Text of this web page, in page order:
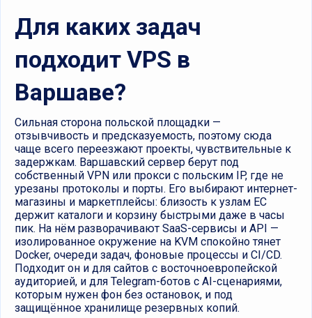
Для каких задач
подходит VPS в
Варшаве?
Сильная сторона польской площадки —
отзывчивость и предсказуемость, поэтому сюда
чаще всего переезжают проекты, чувствительные к
задержкам. Варшавский сервер берут под
собственный VPN или прокси с польским IP, где не
урезаны протоколы и порты. Его выбирают интернет-
магазины и маркетплейсы: близость к узлам ЕС
держит каталоги и корзину быстрыми даже в часы
пик. На нём разворачивают SaaS-сервисы и API —
изолированное окружение на KVM спокойно тянет
Docker, очереди задач, фоновые процессы и CI/CD.
Подходит он и для сайтов с восточноевропейской
аудиторией, и для Telegram-ботов с AI-сценариями,
которым нужен фон без остановок, и под
защищённое хранилище резервных копий.